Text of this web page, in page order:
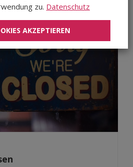
Aug 2026
Jul 2026
Jun 2026
Mai 2026
Apr 2026
Mär 2026
Feb 2026
Jan 2026
Dez 2025
Nov 2025
zu. Datenschutz
AKZEPTIEREN